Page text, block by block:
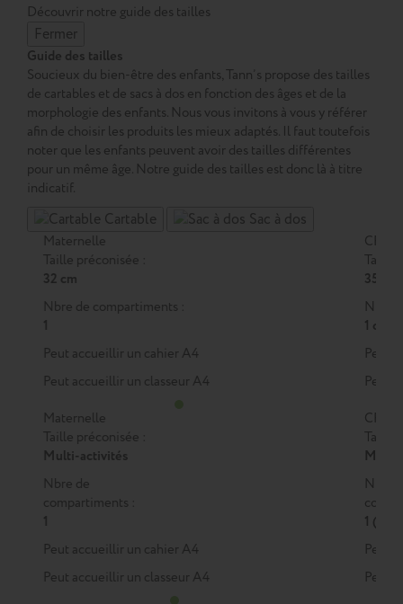
Découvrir notre guide des tailles
Fermer
Guide des tailles
Soucieux du bien-être des enfants, Tann’s propose des tailles
de cartables et de sacs à dos en fonction des âges et de la
morphologie des enfants. Nous vous invitons à vous y référer
afin de choisir les produits les mieux adaptés. Il faut toutefois
noter que les enfants peuvent avoir des tailles différentes
pour un même âge. Notre guide des tailles est donc là à titre
indicatif.
Cartable Sac à dos
Maternelle
Taille préconisée :
32 cm
Nbre de compartiments :
1
Peut accueillir un cahier A4
Peut accueillir un classeur A4
CP
Taille
35 cm
Nbre
1 ou 2
Peut
Peut
Maternelle
Taille préconisée :
Multi-activités
Nbre de
compartiments :
1
Peut accueillir un cahier A4
Peut accueillir un classeur A4
CP
Taille
M
Nbre
1 (M)
Peut
Peut